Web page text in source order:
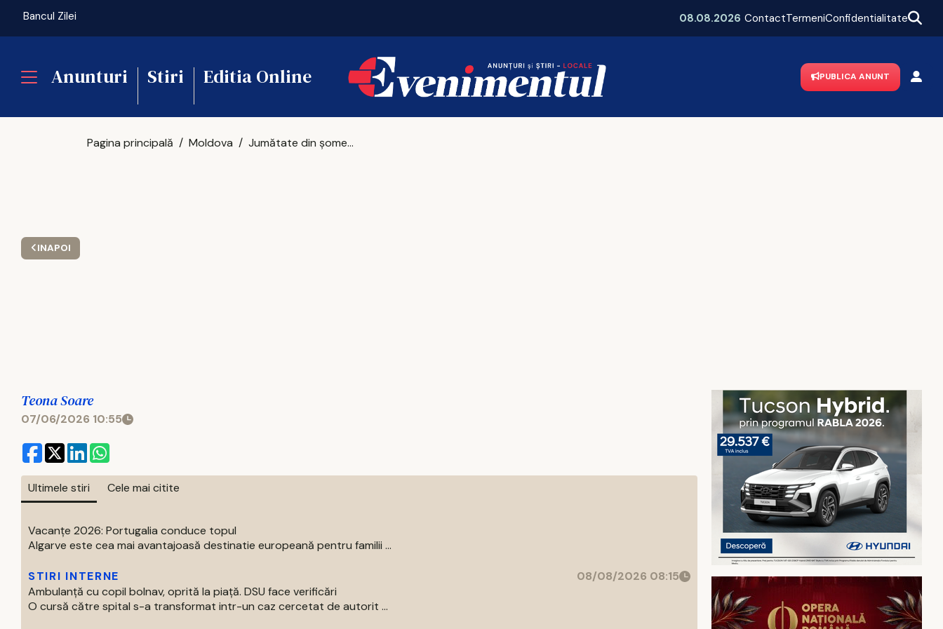
Bancul Zilei Mega-poiect în Neamț! Se construiește un spital de aproape 1,7 miliarde de lei, cu 469 de paturi
08.08.2026 ContactTermeniConfidentialitate
Anunturi Stiri Editia Online PUBLICA ANUNT
INAPOI
Pagina principală Moldova Jumătate din șomerii din Iași sunt femei
Teona Soare
07/06/2026 10:55
Ultimele stiri Cele mai citite
Vacanțe 2026: Portugalia conduce topul
Algarve este cea mai avantajoasă destinatie europeană pentru familii ...
STIRI INTERNE
08/08/2026 08:15
Ambulanță cu copil bolnav, oprită la piață. DSU face verificări
O cursă către spital s-a transformat intr-un caz cercetat de autorit ...